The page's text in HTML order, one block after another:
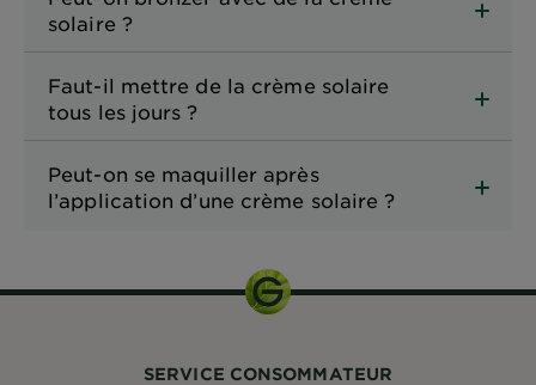
solaire ?
Faut-il mettre de la crème solaire
tous les jours ?
Peut-on se maquiller après
l’application d’une crème solaire ?
SERVICE CONSOMMATEUR